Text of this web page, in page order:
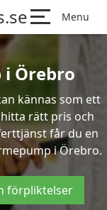
Menu
Örebro
kännas som ett
rätt pris och
får du en
i Örebro.
förpliktelser